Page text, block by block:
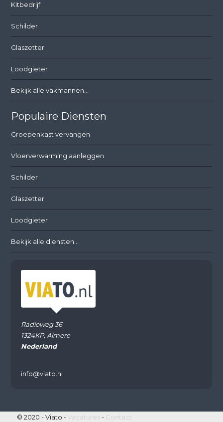
Kitbedrijf
Schilder
Glaszetter
Loodgieter
Bekijk alle vakmannen...
Populaire Diensten
Groepenkast vervangen
Vloerverwarming aanleggen
Schilder
Glaszetter
Loodgieter
Bekijk alle diensten...
Radioweg 36
1324KP, Almere
Nederland
info@viato.nl
© 2020 - Viato - Vacatures- Contact